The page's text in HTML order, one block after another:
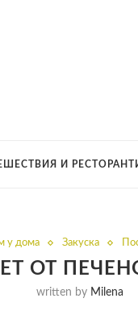
И
у дома Закуска
ОТ
written by Milena